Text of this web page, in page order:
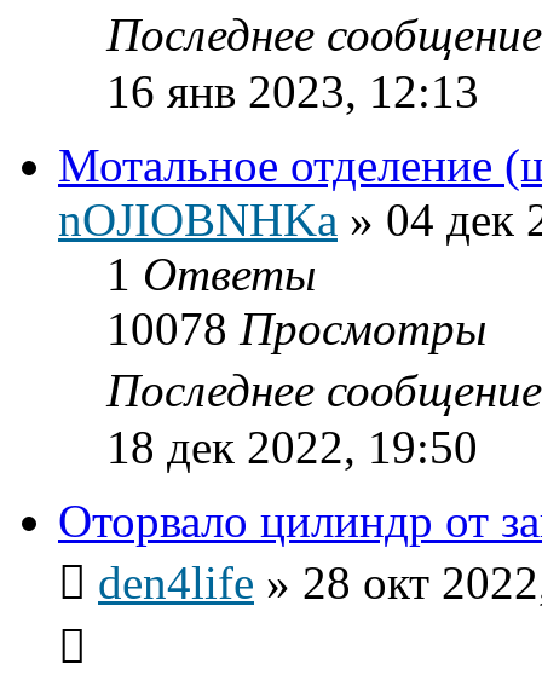
Последнее
16 янв 2023, 12:13
Мотальное отделение
nOJIOBNHKa » 04 дек
1 Ответы
10078 Просмотры
Последнее
18 дек 2022, 19:50
Оторвало цилиндр от
den4life » 28 окт